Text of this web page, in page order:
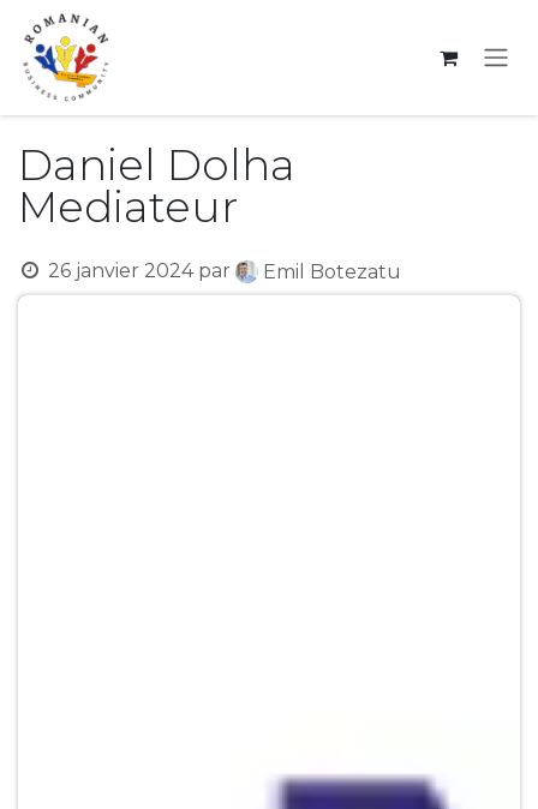
Se rendre au contenu
Daniel Dolha
Mediateur
26 janvier 2024 par Emil Botezatu